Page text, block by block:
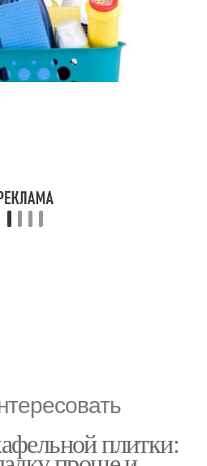
плитки: